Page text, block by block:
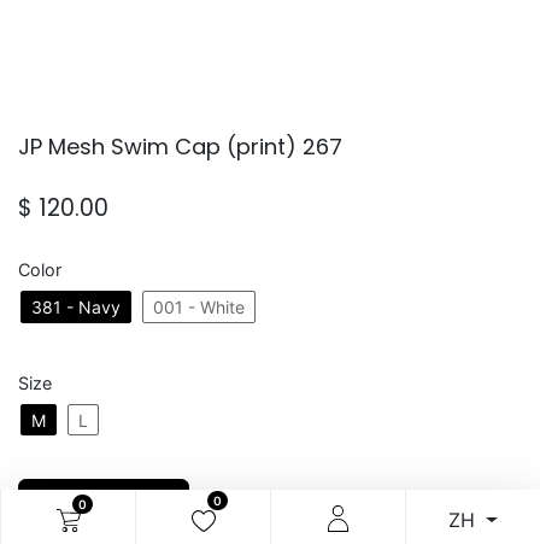
0 0
ZH
JP Mesh Swim Cap (print) 267
$ 120.00
Color
381 - Navy
001 - White
Size
M
L
加入購物車